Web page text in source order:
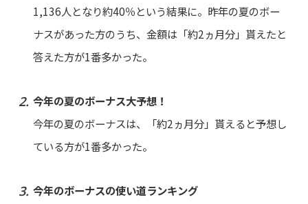
1,136人となり約40％という結果に。昨年の夏のボー
ナスがあった方のうち、金額は「約2ヵ月分」貰えたと
答えた方が1番多かった。
今年の夏のボーナス大予想！
今年の夏のボーナスは、「約2ヵ月分」貰えると予想し
ている方が1番多かった。
今年のボーナスの使い道ランキング